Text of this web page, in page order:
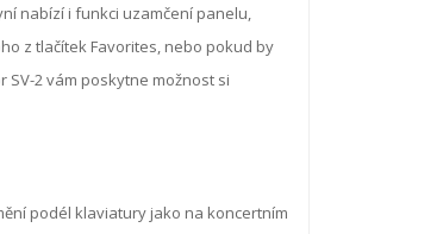
nabízí i funkci uzamčení panelu,
z tlačítek Favorites, nebo pokud by
2 vám poskytne možnost si
podél klaviatury jako na koncertním